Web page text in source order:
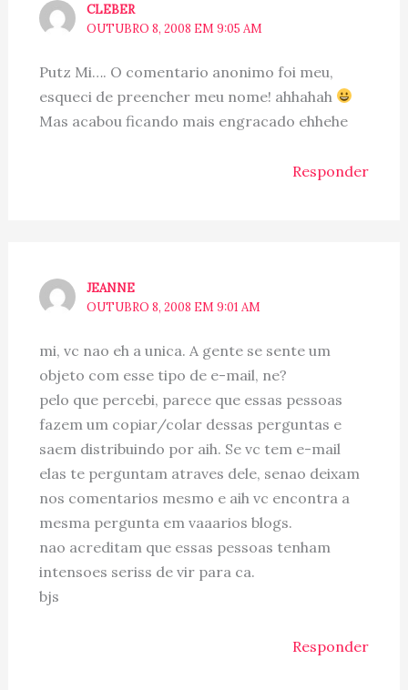
CLEBER
OUTUBRO 8, 2008 EM 9:05 AM
Putz Mi…. O comentario anonimo foi meu,
esqueci de preencher meu nome! ahhahah
Mas acabou ficando mais engracado ehhehe
Responder
JEANNE
OUTUBRO 8, 2008 EM 9:01 AM
mi, vc nao eh a unica. A gente se sente um
objeto com esse tipo de e-mail, ne?
pelo que percebi, parece que essas pessoas
fazem um copiar/colar dessas perguntas e
saem distribuindo por aih. Se vc tem e-mail
elas te perguntam atraves dele, senao deixam
nos comentarios mesmo e aih vc encontra a
mesma pergunta em vaaarios blogs.
nao acreditam que essas pessoas tenham
intensoes seriss de vir para ca.
bjs
Responder